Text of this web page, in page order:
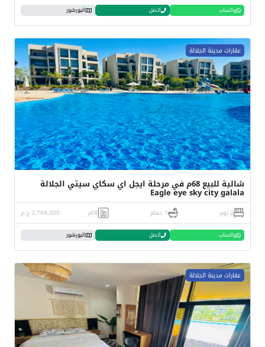
واتساب اتصل البورشور
عقارات مدينة الجلالة
شالية للبيع 68م في مرحلة ايجل اي سكاي سيتي الجلالة
Eagle eye sky city galala
2 نوم 1 حمام 68م 2,788,000 ج.م
واتساب اتصل البورشور
عقارات مدينة الجلالة